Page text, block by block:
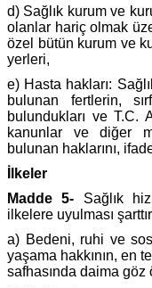
d) Sağlık kurum ve
olanlar hariç olmak
özel bütün kurum ve
yerleri,
e) Hasta hakları:
bulunan fertlerin,
bulundukları ve T.C.
kanunlar ve diğer
bulunan haklarını,
İlkeler
Madde 5- Sağlık
ilkelere uyulması
a) Bedeni, ruhi ve
yaşama hakkının, en
safhasında daima